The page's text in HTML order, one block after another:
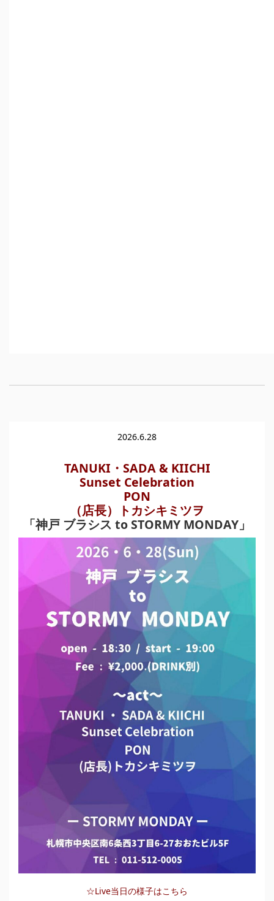
2026.6.28
TANUKI・SADA & KIICHI
Sunset Celebration
PON
（店長）トカシキミツヲ
「神戸 ブラシス to STORMY MONDAY」
☆Live当日の様子はこちら